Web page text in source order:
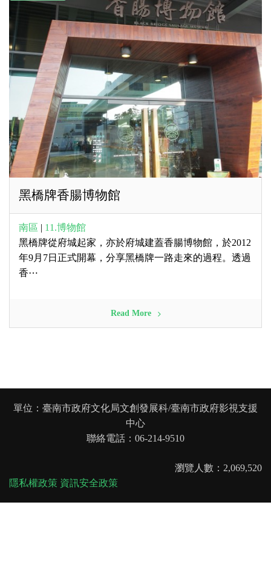
黑橋牌香腸博物館
南區 | 11.博物館
黑橋牌從府城起家，亦於府城建蓋香腸博物館，於2012
年9月7日正式開幕，分享黑橋牌一路走來的過程。透過
香⋯
Read More
單位：臺南市政府文化局文創發展科/臺南市政府影視支援
中心
聯絡電話：06-214-9510
瀏覽人數：2,069,520
隱私權政策 資訊安全政策